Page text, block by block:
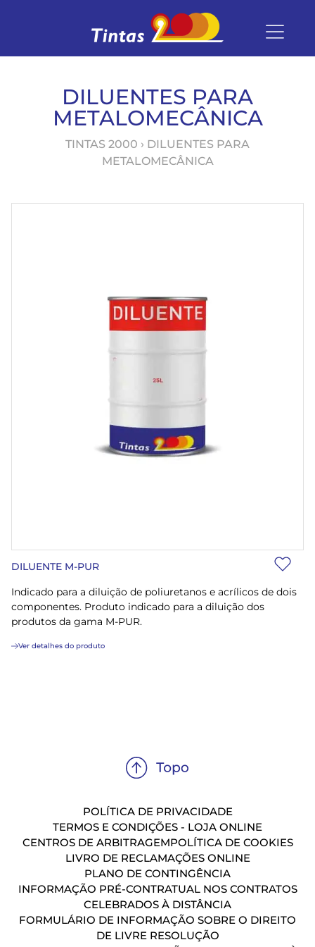
DILUENTES PARA
METALOMECÂNICA
TINTAS 2000 › DILUENTES PARA
METALOMECÂNICA
DILUENTE M-PUR
Indicado para a diluição de poliuretanos e acrílicos de dois
componentes. Produto indicado para a diluição dos
produtos da gama M-PUR.
Ver detalhes do produto
POLÍTICA DE PRIVACIDADE
TERMOS E CONDIÇÕES - LOJA ONLINE
CENTROS DE ARBITRAGEMPOLÍTICA DE COOKIES
LIVRO DE RECLAMAÇÕES ONLINE
PLANO DE CONTINGÊNCIA
INFORMAÇÃO PRÉ-CONTRATUAL NOS CONTRATOS
CELEBRADOS À DISTÂNCIA
FORMULÁRIO DE INFORMAÇÃO SOBRE O DIREITO
DE LIVRE RESOLUÇÃO